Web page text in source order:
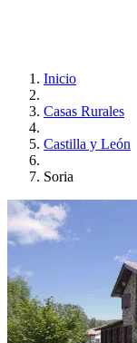
Inicio
Casas Rurales
Castilla y León
Soria